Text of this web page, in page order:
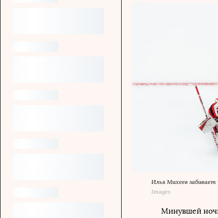
Илья Михеев забивает
Images
Минувшей